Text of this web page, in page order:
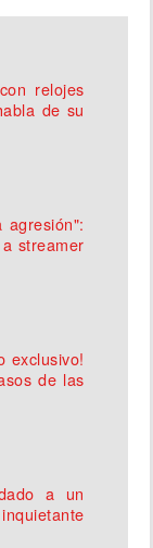
relojes
de su
streamer
exclusivo!
de las
a un